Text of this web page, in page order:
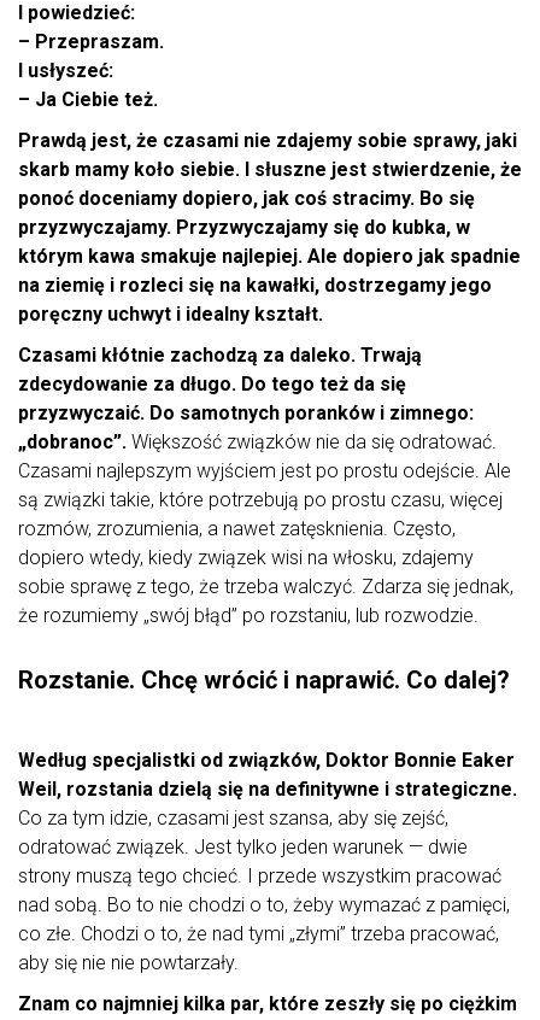
I powiedzieć:
– Przepraszam.
I usłyszeć:
– Ja Ciebie też.
Prawdą jest, że czasami nie zdajemy sobie sprawy, jaki
skarb mamy koło siebie. I słuszne jest stwierdzenie, że
ponoć doceniamy dopiero, jak coś stracimy. Bo się
przyzwyczajamy. Przyzwyczajamy się do kubka, w
którym kawa smakuje najlepiej. Ale dopiero jak spadnie
na ziemię i rozleci się na kawałki, dostrzegamy jego
poręczny uchwyt i idealny kształt.
Czasami kłótnie zachodzą za daleko. Trwają
zdecydowanie za długo. Do tego też da się
przyzwyczaić. Do samotnych poranków i zimnego:
„dobranoc”. Większość związków nie da się odratować.
Czasami najlepszym wyjściem jest po prostu odejście. Ale
są związki takie, które potrzebują po prostu czasu, więcej
rozmów, zrozumienia, a nawet zatęsknienia. Często,
dopiero wtedy, kiedy związek wisi na włosku, zdajemy
sobie sprawę z tego, że trzeba walczyć. Zdarza się jednak,
że rozumiemy „swój błąd” po rozstaniu, lub rozwodzie.
Rozstanie. Chcę wrócić i naprawić. Co dalej?
Według specjalistki od związków, Doktor Bonnie Eaker
Weil, rozstania dzielą się na definitywne i strategiczne.
Co za tym idzie, czasami jest szansa, aby się zejść,
odratować związek. Jest tylko jeden warunek — dwie
strony muszą tego chcieć. I przede wszystkim pracować
nad sobą. Bo to nie chodzi o to, żeby wymazać z pamięci,
co złe. Chodzi o to, że nad tymi „złymi” trzeba pracować,
aby się nie nie powtarzały.
Znam co najmniej kilka par, które zeszły się po ciężkim